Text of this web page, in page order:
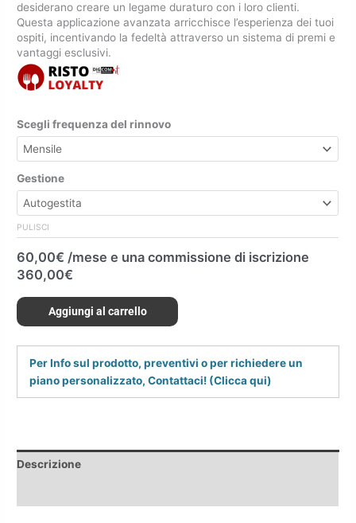
desiderano creare un legame duraturo con i loro clienti.
Questa applicazione avanzata arricchisce l’esperienza dei tuoi
ospiti, incentivando la fedeltà attraverso un sistema di premi e
vantaggi esclusivi.
Scegli frequenza del rinnovo
Gestione
PULISCI
60,00€ /mese e una commissione di iscrizione
360,00€
Aggiungi al carrello
Per Info sul prodotto, preventivi o per richiedere un
piano personalizzato, Contattaci! (Clicca qui)
Descrizione